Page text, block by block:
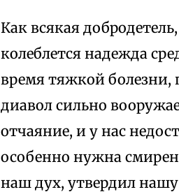
Как всякая
колеблется надежда
время тяжкой болезни,
диавол сильно
отчаяние, и у нас
особенно нужна
наш дух, утвердил нашу